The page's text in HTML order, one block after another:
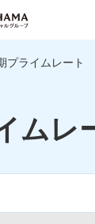
プライムレート
ムレ